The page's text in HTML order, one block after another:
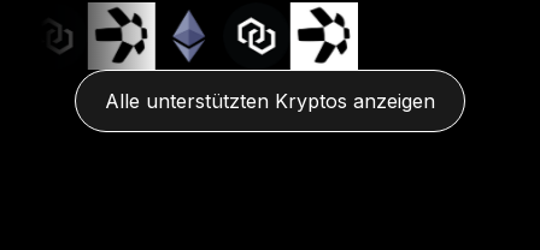
Alle unterstützten Kryptos anzeigen